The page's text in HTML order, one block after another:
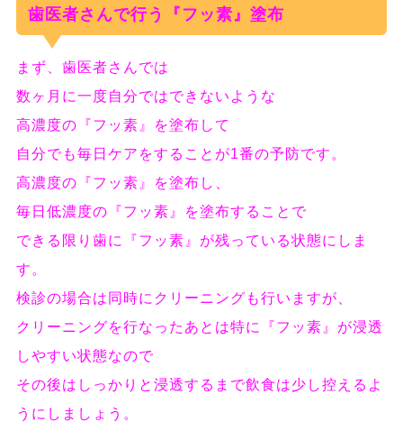
歯医者さんで行う『フッ素』塗布
まず、歯医者さんでは
数ヶ月に一度自分ではできないような
高濃度の『フッ素』を塗布して
自分でも毎日ケアをすることが1番の予防です。
高濃度の『フッ素』を塗布し、
毎日低濃度の『フッ素』を塗布することで
できる限り歯に『フッ素』が残っている状態にしま
す。
検診の場合は同時にクリーニングも行いますが、
クリーニングを行なったあとは特に『フッ素』が浸透
しやすい状態なので
その後はしっかりと浸透するまで飲食は少し控えるよ
うにしましょう。